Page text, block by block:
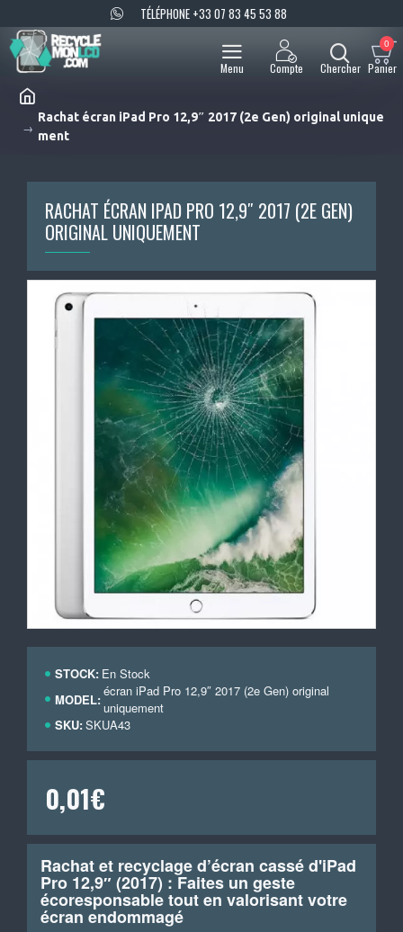
TÉLÉPHONE +33 07 83 45 53 88
0
Rachat écran iPad Pro 12,9″ 2017 (2e Gen) original unique
ment
RACHAT ÉCRAN IPAD PRO 12,9″ 2017 (2E GEN)
ORIGINAL UNIQUEMENT
STOCK: En Stock
MODEL:écran iPad Pro 12,9″ 2017 (2e Gen) original
uniquement
SKU:SKUA43
0,01€
Rachat et recyclage d’écran cassé d'iPad
Pro 12,9″ (2017) : Faites un geste
écoresponsable tout en valorisant votre
écran endommagé